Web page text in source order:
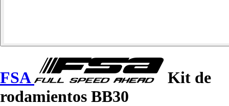
FSA
Kit de
rodamientos BB30